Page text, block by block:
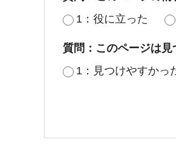
1：役に立った
質問：このページは見
1：見つけやすかっ